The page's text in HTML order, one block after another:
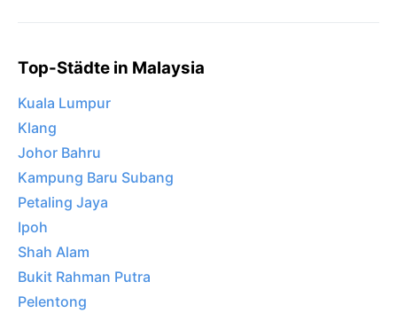
Top-Städte in Malaysia
Kuala Lumpur
Klang
Johor Bahru
Kampung Baru Subang
Petaling Jaya
Ipoh
Shah Alam
Bukit Rahman Putra
Pelentong